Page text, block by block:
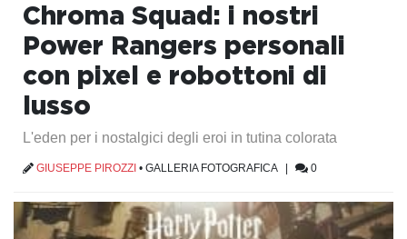
Chroma Squad: i nostri
Power Rangers personali
con pixel e robottoni di
lusso
L'eden per i nostalgici degli eroi in tutina colorata
GIUSEPPE PIROZZI • GALLERIA FOTOGRAFICA| 0